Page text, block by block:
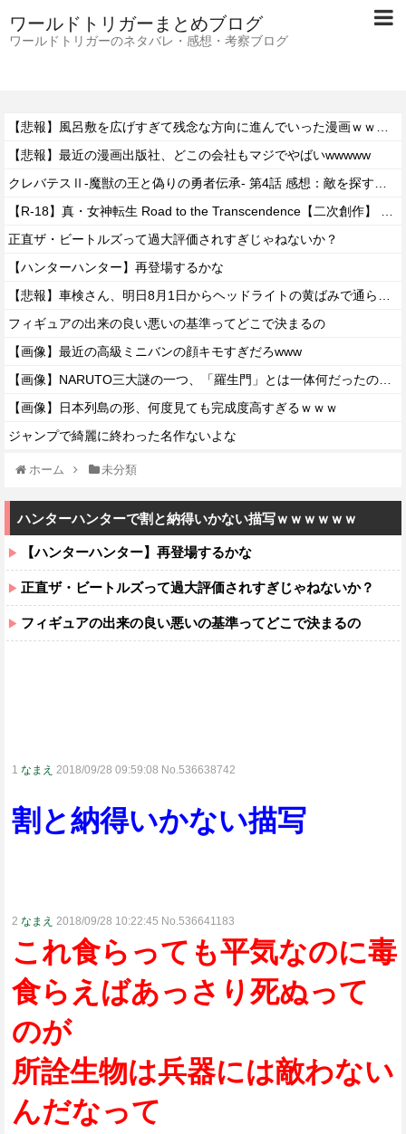
ワールドトリガーまとめブログ
ワールドトリガーのネタバレ・感想・考察ブログ
【悲報】最近の漫画出版社、どこの会社もマジでやばいwwwww
正直ザ・ビートルズって過大評価されすぎじゃねないか？
【ハンターハンター】再登場するかな
フィギュアの出来の良い悪いの基準ってどこで決まるの
【画像】最近の高級ミニバンの顔キモすぎだろwww
【画像】日本列島の形、何度見ても完成度高すぎるｗｗｗ
ジャンプで綺麗に終わった名作ないよな
ホーム 未分類
ハンターハンターで割と納得いかない描写ｗｗｗｗｗｗ
【ハンターハンター】再登場するかな
正直ザ・ビートルズって過大評価されすぎじゃねないか？
フィギュアの出来の良い悪いの基準ってどこで決まるの
1 なまえ 2018/09/28 09:59:08 No.536638742
割と納得いかない描写
2 なまえ 2018/09/28 10:22:45 No.536641183
これ食らっても平気なのに毒
食らえばあっさり死ぬって
のが
所詮生物は兵器には敵わない
んだなって